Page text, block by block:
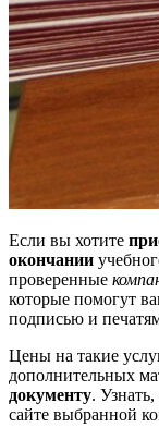
Если вы хотите
окончании
проверенные
которые помогут
подписью и
Цены на такие
дополнительных
документу. Узнать,
сайте выбранной